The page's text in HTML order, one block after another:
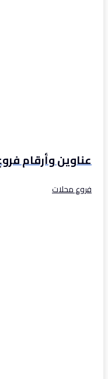
عناوين وأرقام
فروع محلات